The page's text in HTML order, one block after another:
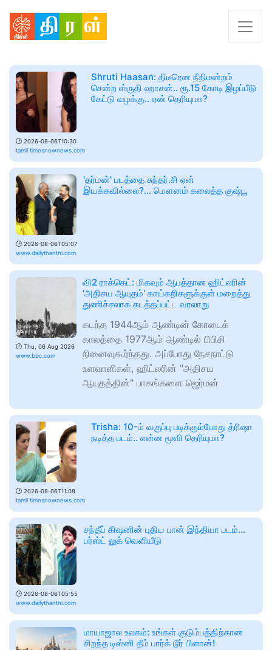
🕑 2026-08-06T10:30
tamil.timesnownews.com
Shruti Haasan: திடீரென நீதிமன்றம்
சென்ற ஸ்ருதி ஹாசன்.. ரூ.15 கோடி இழப்பீடு
கேட்டு வழக்கு.. ஏன் தெரியுமா?
🕑 2026-08-06T05:07
www.dailythanthi.com
'தர்மன்' படத்தை சுந்தர்.சி ஏன்
இயக்கவில்லை?... மௌனம் கலைத்த குஷ்பூ
🕑 Thu, 06 Aug 2026
www.bbc.com
வி2 ராக்கெட்: மிகவும் ஆபத்தான ஹிட்லரின்
'அதிசய ஆயுதம்' காய்கறிகளுக்குள் மறைத்து
துணிச்சலாக கடத்தப்பட்ட வரலாறு
கடந்த 1944ஆம் ஆண்டின் கோடைக்
காலத்தை 1977ஆம் ஆண்டில் பிபிசி
நினைவுகூர்ந்தது. அப்போது நேசநாட்டு
உளவாளிகள், ஹிட்லரின் "அதிசய
ஆயுதத்தின்" பாகங்களை ஜெர்மன்
🕑 2026-08-06T11:08
tamil.timesnownews.com
Trisha: 10-ம் வகுப்பு படிக்கும்போது த்ரிஷா
நடித்த படம்.. என்ன மூவி தெரியுமா?
🕑 2026-08-06T05:55
www.dailythanthi.com
சந்தீப் கிஷனின் புதிய பான் இந்தியா படம்...
பர்ஸ்ட் லுக் வெளியீடு
மாயாஜால உலகம்: உங்கள் குடும்பத்திற்கான
சிறந்த டிஸ்னி தீம் பார்க் டூர் பிளான்!